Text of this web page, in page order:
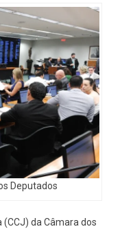
Deputados
da Câmara dos